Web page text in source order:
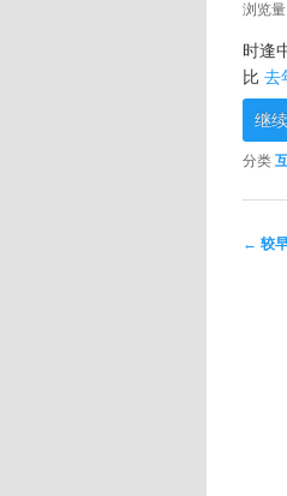
浏览
时逢
比 去
继
分类
文章
← 较